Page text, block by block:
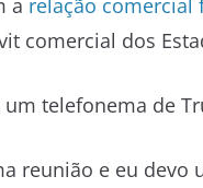
a relação comercial
comercial dos
telefonema de
reunião e eu